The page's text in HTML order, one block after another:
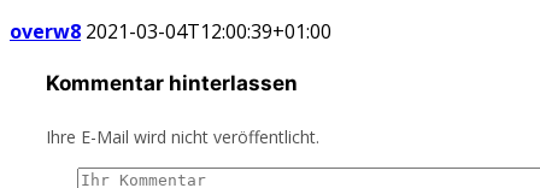
overw8 2021-03-04T12:00:39+01:00
Kommentar hinterlassen
Ihre E-Mail wird nicht veröffentlicht.